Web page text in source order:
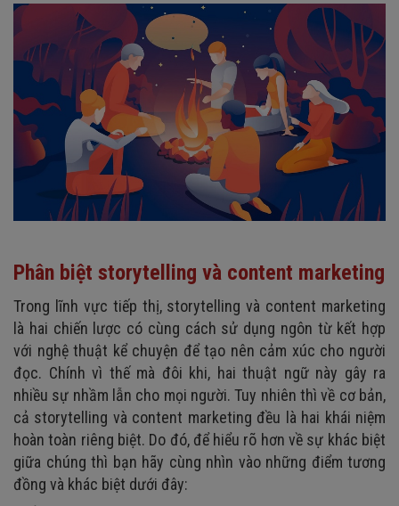
Phân biệt storytelling và content marketing
Trong lĩnh vực tiếp thị, storytelling và content marketing
là hai chiến lược có cùng cách sử dụng ngôn từ kết hợp
với nghệ thuật kể chuyện để tạo nên cảm xúc cho người
đọc. Chính vì thế mà đôi khi, hai thuật ngữ này gây ra
nhiều sự nhầm lẫn cho mọi người. Tuy nhiên thì về cơ bản,
cả storytelling và content marketing đều là hai khái niệm
hoàn toàn riêng biệt. Do đó, để hiểu rõ hơn về sự khác biệt
giữa chúng thì bạn hãy cùng nhìn vào những điểm tương
đồng và khác biệt dưới đây: